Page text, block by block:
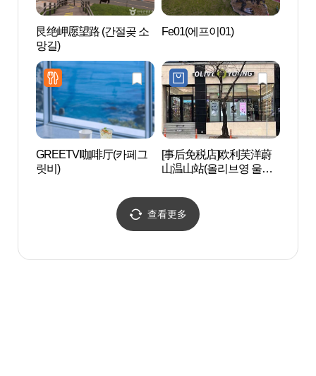
艮绝岬愿望路 (간절곶 소
망길)
Fe01(에프이01)
GREETVI咖啡厅(카페그
릿비)
[事后免税店]欧利芙洋蔚
山温山站(올리브영 울산
查看更多